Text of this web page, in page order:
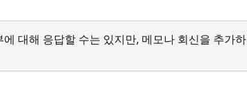
대해 응답할 수는 있지만, 메모나 회신을 추가